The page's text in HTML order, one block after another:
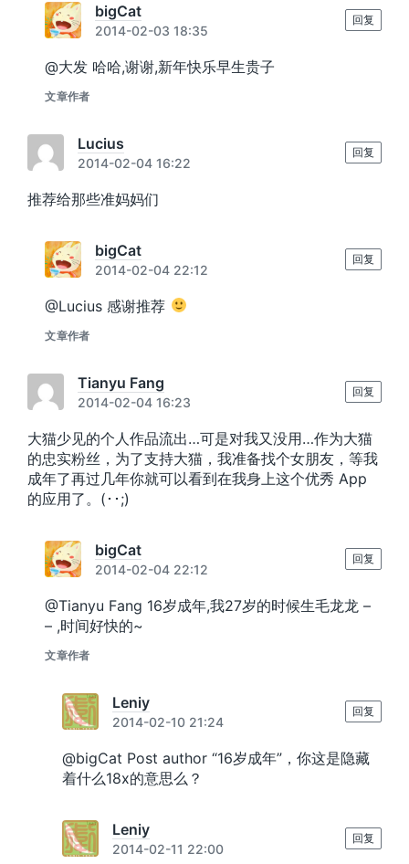
bigCat
2014-02-03 18:35
@大发 哈哈,谢谢,新年快乐早生贵子
文章作者
回复
Lucius
2014-02-04 16:22
推荐给那些准妈妈们
回复
bigCat
2014-02-04 22:12
@Lucius 感谢推荐
文章作者
回复
Tianyu Fang
2014-02-04 16:23
大猫少见的个人作品流出…可是对我又没用…作为大猫
的忠实粉丝，为了支持大猫，我准备找个女朋友，等我
成年了再过几年你就可以看到在我身上这个优秀 App
的应用了。(･･;)
回复
bigCat
2014-02-04 22:12
@Tianyu Fang 16岁成年,我27岁的时候生毛龙龙 –
– ,时间好快的~
文章作者
回复
Leniy
2014-02-10 21:24
@bigCat Post author “16岁成年”，你这是隐藏
着什么18x的意思么？
回复
Leniy
2014-02-11 22:00
回复